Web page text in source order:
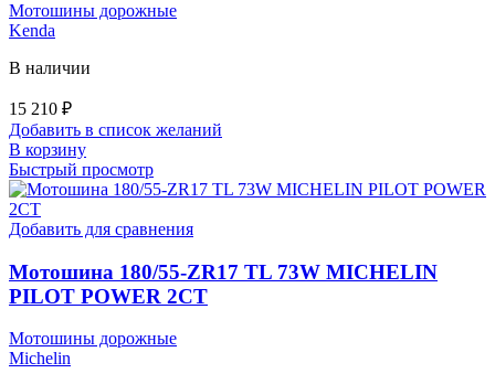
Мотошины дорожные
Kenda
В наличии
15 210 ₽
Добавить в список желаний
В корзину
Быстрый просмотр
Добавить для сравнения
Мотошина 180/55-ZR17 TL 73W MICHELIN
PILOT POWER 2CT
Мотошины дорожные
Michelin